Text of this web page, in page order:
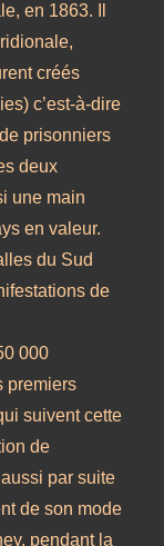
en 1863. Il
créés
c’est-à-dire
prisonniers
deux
une main
en valeur.
du Sud
de
000
premiers
suivent cette
de
par suite
de son mode
pendant la